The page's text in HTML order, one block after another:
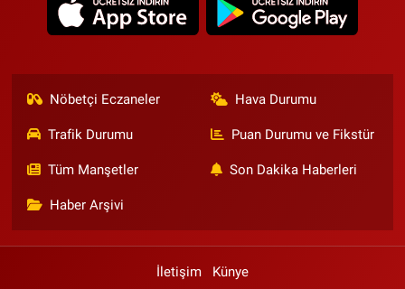
Nöbetçi Eczaneler Hava Durumu
Trafik Durumu Puan Durumu ve Fikstür
Tüm Manşetler Son Dakika Haberleri
Haber Arşivi
İletişim Künye